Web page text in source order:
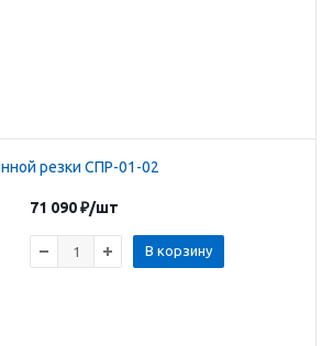
резки СПР-01-02
71 090₽/шт
В корзину